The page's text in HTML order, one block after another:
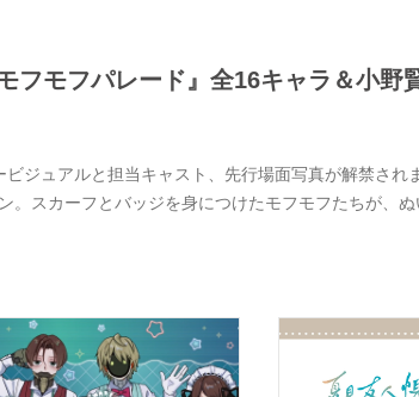
フモフパレード』全16キャラ＆小野
ジュアルと担当キャスト、先行場面写真が解禁され
。スカーフとバッジを身につけたモフモフたちが、ぬ